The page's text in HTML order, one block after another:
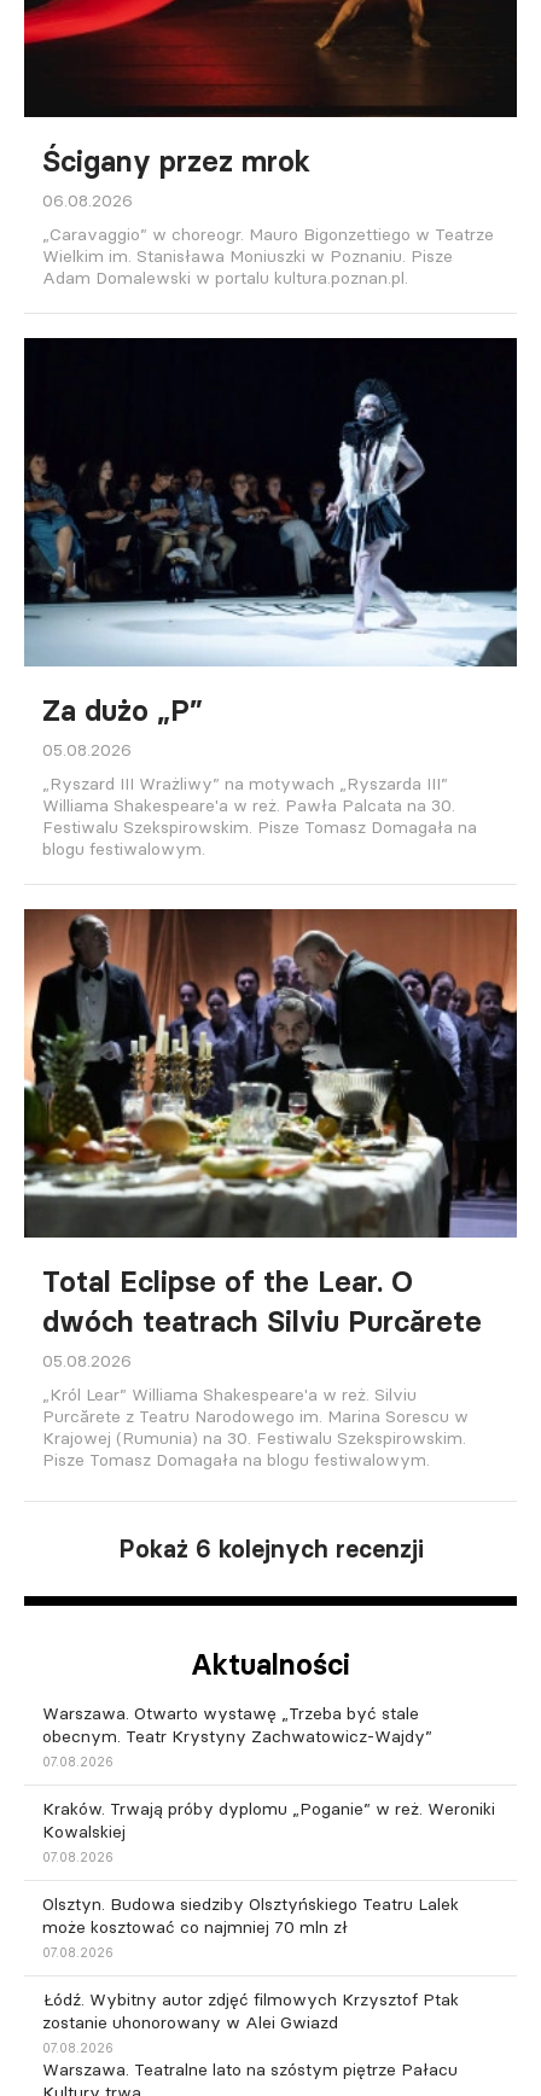
Ścigany przez mrok
06.08.2026
„Caravaggio” w choreogr. Mauro Bigonzettiego w Teatrze
Wielkim im. Stanisława Moniuszki w Poznaniu. Pisze
Adam Domalewski w portalu kultura.poznan.pl.
Za dużo „P”
05.08.2026
„Ryszard III Wrażliwy” na motywach „Ryszarda III”
Williama Shakespeare'a w reż. Pawła Palcata na 30.
Festiwalu Szekspirowskim. Pisze Tomasz Domagała na
blogu festiwalowym.
Total Eclipse of the Lear. O
dwóch teatrach Silviu Purcărete
05.08.2026
„Król Lear” Williama Shakespeare'a w reż. Silviu
Purcărete z Teatru Narodowego im. Marina Sorescu w
Krajowej (Rumunia) na 30. Festiwalu Szekspirowskim.
Pisze Tomasz Domagała na blogu festiwalowym.
Pokaż 6 kolejnych recenzji
Aktualności
Warszawa. Otwarto wystawę „Trzeba być stale
obecnym. Teatr Krystyny Zachwatowicz-Wajdy”
07.08.2026
Kraków. Trwają próby dyplomu „Poganie” w reż. Weroniki
Kowalskiej
07.08.2026
Olsztyn. Budowa siedziby Olsztyńskiego Teatru Lalek
może kosztować co najmniej 70 mln zł
07.08.2026
Łódź. Wybitny autor zdjęć filmowych Krzysztof Ptak
zostanie uhonorowany w Alei Gwiazd
07.08.2026
Warszawa. Teatralne lato na szóstym piętrze Pałacu